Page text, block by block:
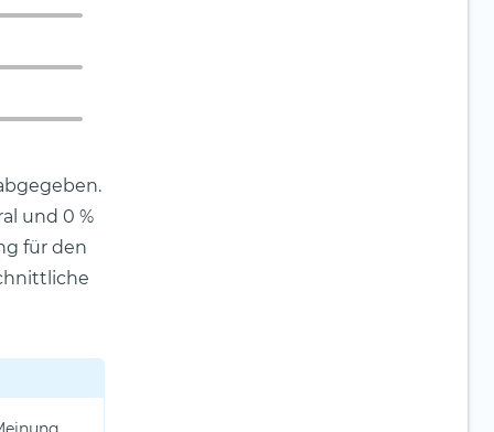
und 0 %
für den